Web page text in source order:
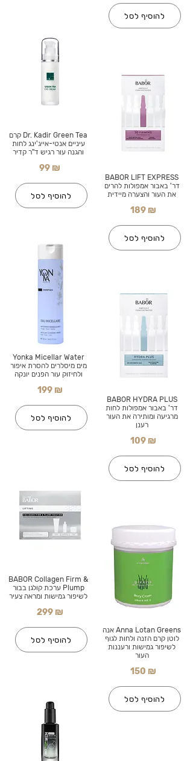
Dr. Kadir Green Tea קרם
עיניים אנטי-אייג'ינג לחות
והגנה עור רגיש ד"ר קדיר
99 ₪
להוסיף לסל
Yonka Micellar Water
מים מיסלרים להסרת איפור
ולחיזוק עור הפנים יונקה
199 ₪
להוסיף לסל
BABOR Collagen Firm &
Plump ערכת קולגן בבור
לשיפור גמישות ומראה צעיר
299 ₪
להוסיף לסל
להוסיף לסל
BABOR LIFT EXPRESS
דר' באבור אמפולות להרים
את העור והצערה מיידית
189 ₪
להוסיף לסל
BABOR HYDRA PLUS
דר' באבור אמפולות לחות
מרגיעה ומותירה את העור
רענן
109 ₪
להוסיף לסל
Anna Lotan Greens אנה
לוטן קרם הזנה ולחות לגוף
לשיפור גמישות ורעננות
העור
150 ₪
להוסיף לסל